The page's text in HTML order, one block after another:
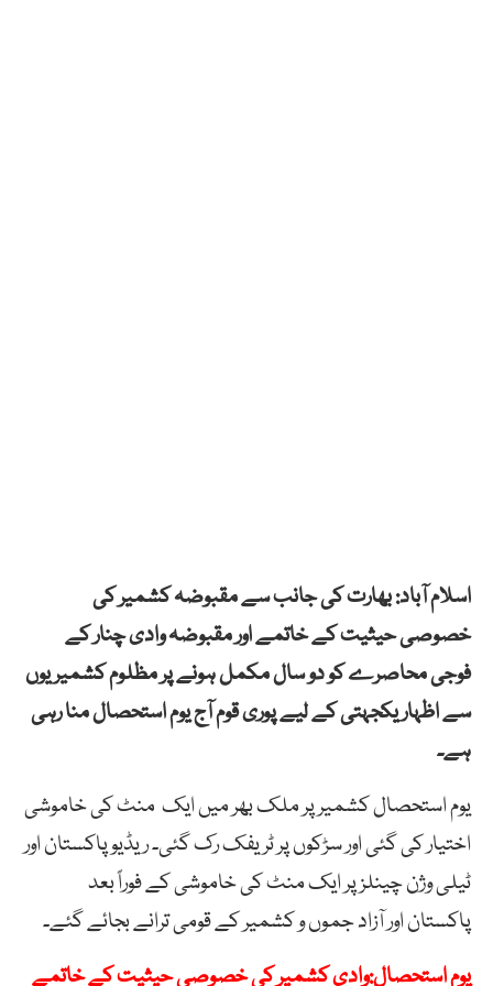
اسلام آباد: بھارت کی جانب سے مقبوضہ کشمیر کی
خصوصی حیثیت کے خاتمے اور مقبوضہ وادی چنار کے
فوجی محاصرے کو دو سال مکمل ہونے پر مظلوم کشمیریوں
سے اظہار یکجہتی کے لیے پوری قوم آج یوم استحصال منا رہی
ہے۔
یوماستحصالکشمیرپرملکبھرمیںایک منٹکیخاموشی
اختیارکیگئی اورسڑکوںپرٹریفکرکگئی۔ ریڈیو پاکستان اور
ٹیلی وژن چینلز پر ایک منٹ کی خاموشی کے فوراً بعد
پاکستان اور آزاد جموں و کشمیر کے قومی ترانے بجائے گئے۔
یوم استحصال:وادی کشمیر کی خصوصی حیثیت کے خاتمے